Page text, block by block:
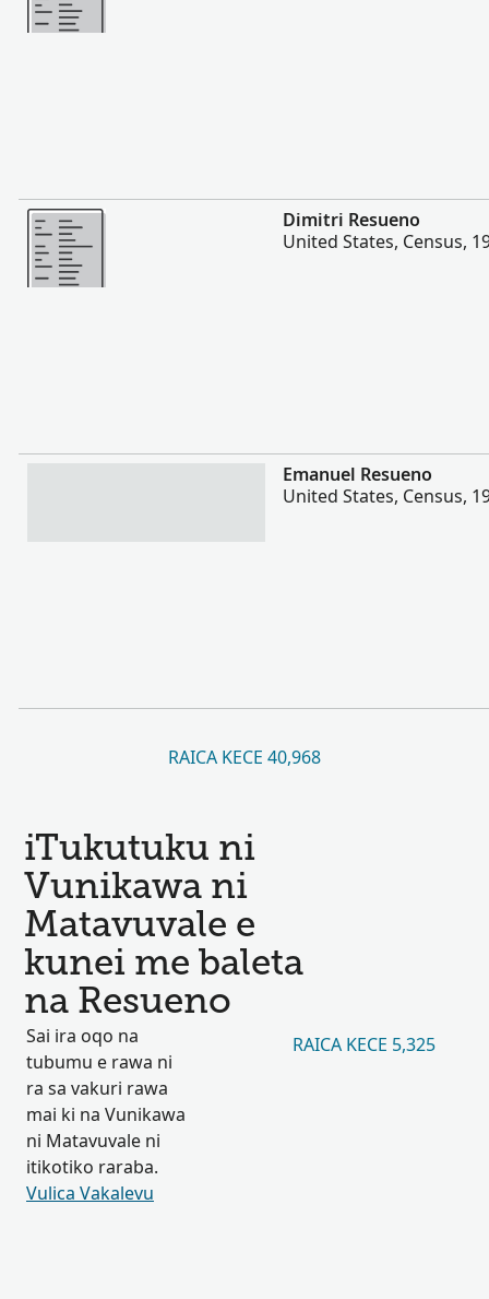
Vakalevu cake
Dimitri Resueno
United States, Census,
Emanuel Resueno
United States, Census,
RAICA KECE 40,968
iTukutuku ni
Vunikawa ni
Matavuvale e
kunei me baleta
na Resueno
Sai ira oqo na
tubumu e rawa ni
ra sa vakuri rawa
mai ki na Vunikawa
ni Matavuvale ni
itikotiko raraba.
Vulica Vakalevu
RAICA KECE 5,325